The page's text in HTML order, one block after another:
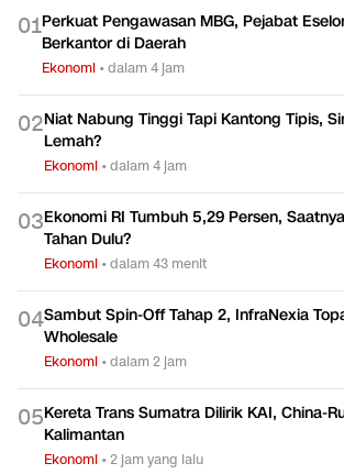
01Perkuat Pengawasan MBG, Pejabat
Berkantor di Daerah
Ekonomi •dalam 4 jam
02Niat Nabung Tinggi Tapi Kantong Tipis,
Lemah?
Ekonomi •dalam 4 jam
03Ekonomi RI Tumbuh 5,29 Persen,
Tahan Dulu?
Ekonomi •dalam 43 menit
04Sambut Spin-Off Tahap 2, InfraNexia
Wholesale
Ekonomi •dalam 2 jam
05Kereta Trans Sumatra Dilirik KAI, China-
Kalimantan
Ekonomi •2 jam yang lalu